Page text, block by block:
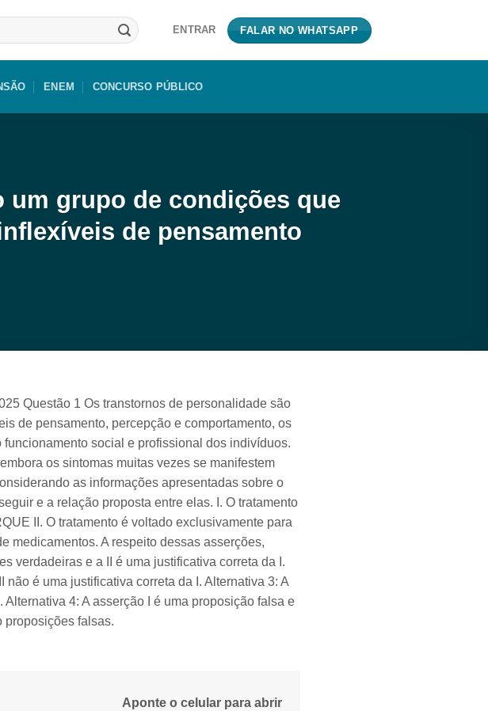
ENTRAR FALAR NO WHATSAPP
ENEM CONCURSO PÚBLICO
um grupo de condições que
de pensamento
Questão 1 Os transtornos de personalidade são
de pensamento, percepção e comportamento, os
social e profissional dos indivíduos.
os sintomas muitas vezes se manifestem
as informações apresentadas sobre o
e a relação proposta entre elas. I. O tratamento
II. O tratamento é voltado exclusivamente para
medicamentos. A respeito dessas asserções,
verdadeiras e a II é uma justificativa correta da I.
é uma justificativa correta da I. Alternativa 3: A
4: A asserção I é uma proposição falsa e
proposições falsas.
Aponte o celular para abrir